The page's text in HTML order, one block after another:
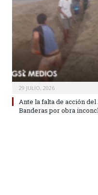
29 JULIO, 2026
Ante la falta de acción
Banderas por obra